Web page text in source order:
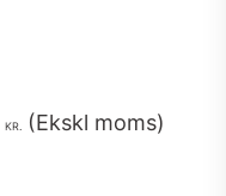
KR. (Ekskl moms)